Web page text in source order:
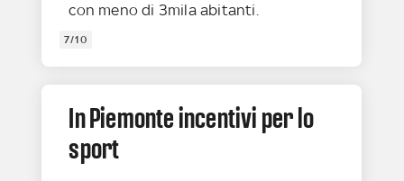
con meno di 3mila abitanti.
7/10
In Piemonte incentivi per lo
sport